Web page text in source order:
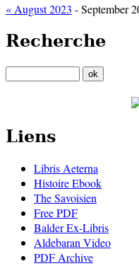
« August 2023 - September
Recherche
Liens
Libris Aeterna
Histoire Ebook
The Savoisien
Free PDF
Balder Ex-Libris
Aldebaran Video
PDF Archive